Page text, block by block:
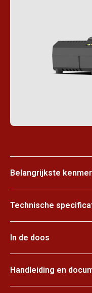
Belangrijkste
Technische
In de doos
Handleiding en